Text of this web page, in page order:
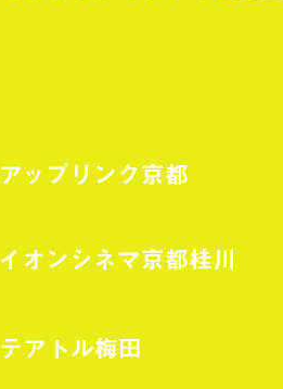
アップリンク京都
イオンシネマ京都桂川
テアトル梅田